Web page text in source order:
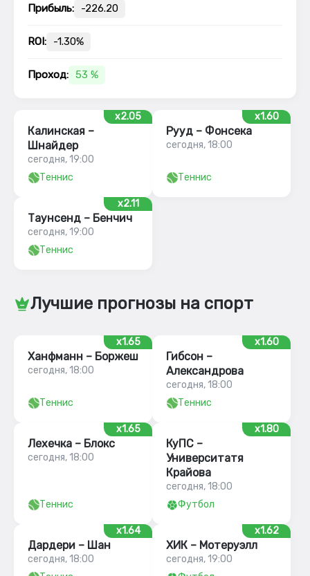
Прибыль: -226.20
ROI: -1.30%
Проход: 53 %
x2.05
Калинская –
Шнайдер
сегодня, 19:00
Теннис
x1.60
Рууд – Фонсека
сегодня, 18:00
Теннис
x2.11
Таунсенд – Бенчич
сегодня, 19:00
Теннис
Лучшие прогнозы на спорт
x1.65
Ханфманн – Боржеш
сегодня, 18:00
Теннис
x1.60
Гибсон –
Александрова
сегодня, 18:00
Теннис
x1.65
Лехечка – Блокс
сегодня, 18:00
Теннис
x1.80
КуПС –
Университатя
Крайова
сегодня, 18:00
Футбол
x1.64
Дардери – Шан
сегодня, 18:00
x1.62
ХИК – Мотеруэлл
сегодня, 19:00